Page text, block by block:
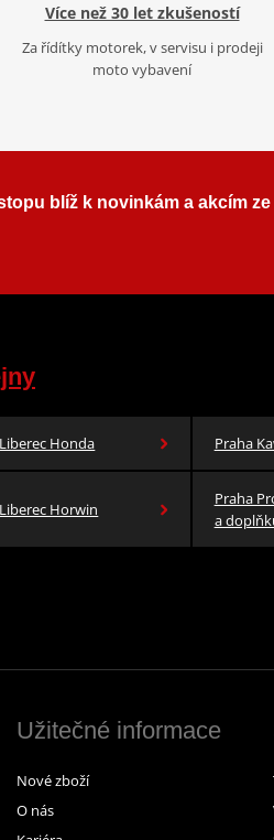
Více než 30 let zkušeností
Za řídítky motorek, v servisu i prodeji
moto vybavení
blíž k novinkám a akcím
Liberec Honda Praha
Liberec Horwin
Praha
a
Užitečné informace
Nové zboží
O nás